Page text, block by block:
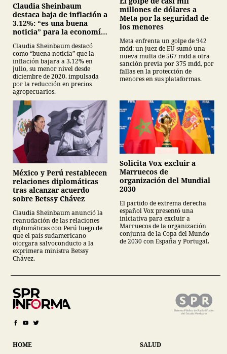
Claudia Sheinbaum
destaca baja de inflación a
3.12%: “es una buena
noticia” para la economía
Claudia Sheinbaum destacó
como “buena noticia” que la
inflación bajara a 3.12% en
julio, su menor nivel desde
diciembre de 2020, impulsada
por la reducción en precios
agropecuarios.
millones de dólares a
Meta por la seguridad de
los menores
Meta enfrenta un golpe de 942
mdd: un juez de EU sumó una
nueva multa de 567 mdd a otra
sanción previa por 375 mdd, por
fallas en la protección de
menores en sus plataformas.
México y Perú restablecen
relaciones diplomáticas
tras alcanzar acuerdo
sobre Betssy Chávez
Claudia Sheinbaum anunció la
reanudación de las relaciones
diplomáticas con Perú luego de
que el país sudamericano
otorgara salvoconducto a la
exprimera ministra Betssy
Chávez.
Solicita Vox excluir a
Marruecos de
organización del Mundial
2030
El partido de extrema derecha
español Vox presentó una
iniciativa para excluir a
Marruecos de la organización
conjunta de la Copa del Mundo
de 2030 con España y Portugal.
HOME SALUD